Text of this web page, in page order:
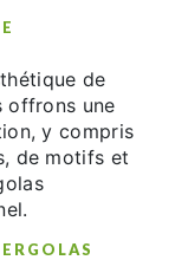
de
offrons une
y compris
de motifs et